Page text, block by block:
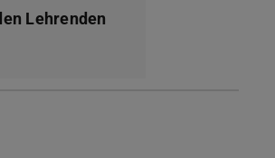
Lehrenden